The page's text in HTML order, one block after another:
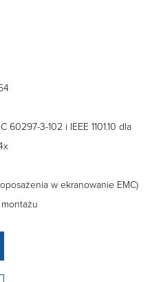
3-102 i IEEE 1101.10 dla
w ekranowanie EMC)